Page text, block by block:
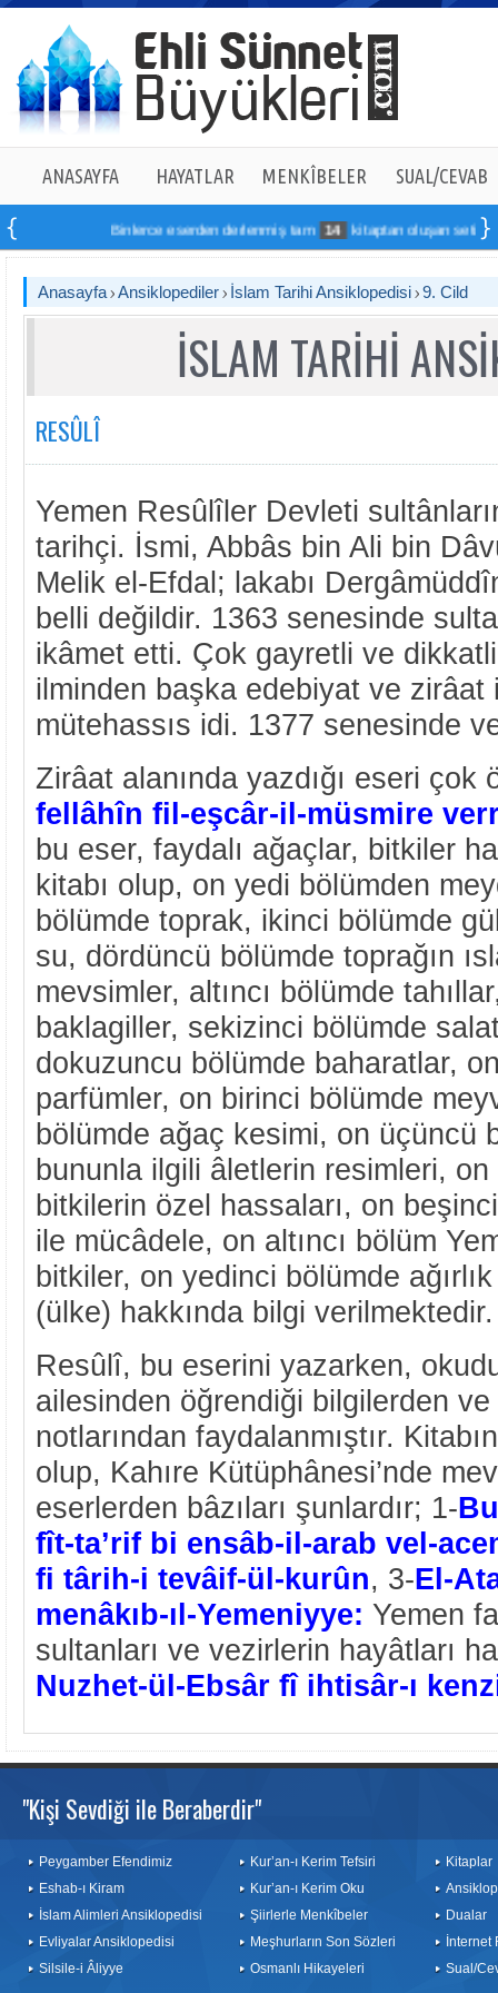
ANASAYFA HAYATLAR MENKÎBELER SUAL/CEVAB
Binlerce eserden derlenmiş tam 14 kitaptan oluşan seti
Anasayfa Ansiklopediler İslam Tarihi Ansiklopedisi 9. Cild
İSLAM TARİHİ
RESÛLÎ
Yemen Resûlîler Devleti
tarihçi. İsmi, Abbâs bin Ali bin
Melik el-Efdal; lakabı
belli değildir. 1363 senesinde
ikâmet etti. Çok gayretli ve
ilminden başka edebiyat ve zirâat
mütehassıs idi. 1377 senesinde
Zirâat alanında yazdığı eseri çok
fellâhîn fil-eşcâr-il-müsmire
bu eser, faydalı ağaçlar, bitkiler
kitabı olup, on yedi bölümden
bölümde toprak, ikinci bölümde
su, dördüncü bölümde toprağın
mevsimler, altıncı bölümde
baklagiller, sekizinci bölümde
dokuzuncu bölümde baharatlar,
parfümler, on birinci bölümde
bölümde ağaç kesimi, on üçüncü
bununla ilgili âletlerin resimleri,
bitkilerin özel hassaları, on
ile mücâdele, on altıncı bölüm
bitkiler, on yedinci bölümde
(ülke) hakkında bilgi verilmektedir.
Resûlî, bu eserini yazarken,
ailesinden öğrendiği bilgilerden ve
notlarından faydalanmıştır.
olup, Kahıre Kütüphânesi’nde
eserlerden bâzıları şunlardır; 1-
fît-ta’rif bi ensâb-il-arab vel-
fi târih-i tevâif-ül-kurûn, 3-El-
menâkıb-ıl-Yemeniyye: Yemen
sultanları ve vezirlerin hayâtları
Nuzhet-ül-Ebsâr fî ihtisâr-ı
"Kişi Sevdiği ile Beraberdir"
Peygamber Efendimiz
Eshab-ı Kiram
İslam Alimleri Ansiklopedisi
Evliyalar Ansiklopedisi
Silsile-i Âliyye
Kur’an-ı Kerim Tefsiri
Kur’an-ı Kerim Oku
Şiirlerle Menkîbeler
Meşhurların Son Sözleri
Osmanlı Hikayeleri
Kitaplar
Dualar
İnternet
Sual/